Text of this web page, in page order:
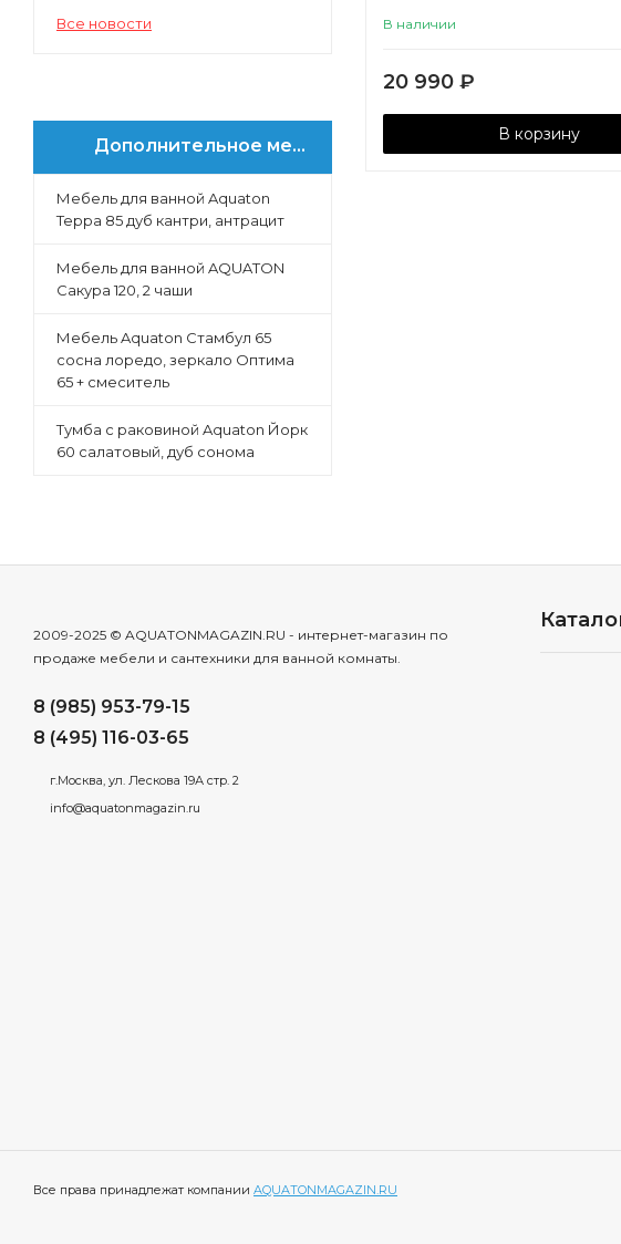
Ар-Деко
Все новости
Дополнительное меню
Мебель для ванной Aquaton
Терра 85 дуб кантри, антрацит
Мебель для ванной AQUATON
Сакура 120, 2 чаши
Мебель Aquaton Стамбул 65
сосна лоредо, зеркало Оптима
65 + смеситель
Тумба с раковиной Aquaton Йорк
60 салатовый, дуб сонома
В наличии
20 990 ₽
В корзину
2009-2025 © AQUATONMAGAZIN.RU - интернет-магазин по
продаже мебели и сантехники для ванной комнаты.
8 (985) 953-79-15
8 (495) 116-03-65
г.Москва, ул. Лескова 19А стр. 2
info@aquatonmagazin.ru
Все права принадлежат компании AQUATONMAGAZIN.RU